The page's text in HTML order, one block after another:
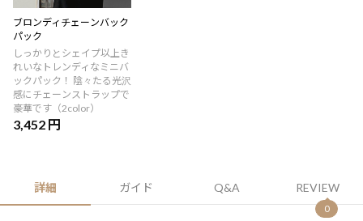
ブロンディチェーンバック
パック
しっかりとシェイプ以上き
れいなトレンディなミニバ
ックパック！ 陰々たる光沢
感にチェーンストラップで
豪華です（2color）
3,452 円
詳細 ガイド Q&A REVIEW
0